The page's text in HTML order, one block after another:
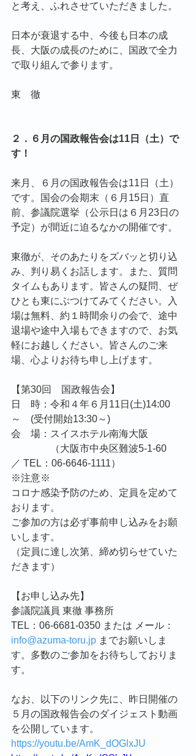
と考え、ふれさせていただきました。
日本が衰退する中、今後も日本の成
長、大阪の成長のために、国政で全力
で取り組んで参ります。
東　徹
２．６月の国政報告会は11日（土）で
す！
来月、６月の国政報告会は11日（土）
です。国会の会期末（６月15日）直
前、参議院選挙（公示日は６月23日の
予定）が間近に迫るなかの開催です。
東徹が、そのあたりをズバッと切り込
み、判り易くお話します。また、質問
タイムもあります。皆さんの疑問、ぜ
ひとも東にぶつけてみてください。入
場は無料、約１時間余りの会で、途中
退場や途中入場もできますので、お気
軽にお越しください。皆さんのご来
場、心よりお待ち申し上げます。
【第30回　国政報告会】
日　時：令和４年６月11日(土)14:00
～　(受付開始13:30～)
会　場：スイスホテル南海大阪
（大阪市中央区難波5-1-60
／ TEL：06-6646-1111）
※注意※
コロナ感染予防のため、定員を定めて
おります。
ご参加の方は必ず事前申し込みをお願
いします。
（定員に達し次第、締め切らせていた
だきます）
【お申し込み先】
参議院議員 東徹 事務所
TEL：06-6681-0350 または メール：
info@azuma-toru.jp までお願いしま
す。多数のご参加をお待ちしておりま
す。
なお、以下のリンク先に、昨日開催の
５月の国政報告会のダイジェスト動画
を公開しています。
https://youtu.be/AmK_dOGlxJU